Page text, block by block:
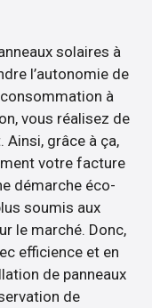
solaires à
l’autonomie de
à
vous réalisez de
grâce à ça,
votre facture
démarche éco-
soumis aux
le marché. Donc,
efficience et en
de panneaux
de